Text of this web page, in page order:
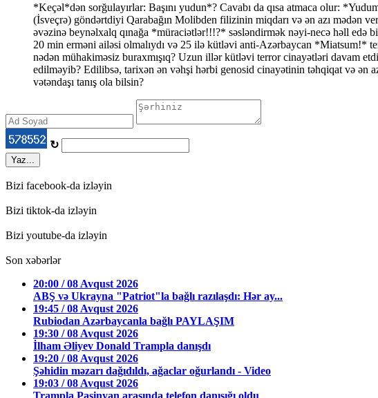
*Keçəl*dən sorğulayırlar: Başını yudun*? Cavabı da qısa atmaca olur:
(İsveçrə) göndərtdiyi Qarabağın Molibden filizinin miqdarı və ən azı mədən
əvəzinə beynəlxalq qınağa *müraciətlər!!!?* səsləndirmək nəyi-necə həll
20 min erməni ailəsi olmalıydı və 25 ilə kütləvi anti-Azərbaycan
nədən mühakiməsiz buraxmışıq? Uzun illər kütləvi terror cinayətləri davam
edilməyib? Edilibsə, tarixən ən vəhşi hərbi genosid cinayətinin təhqiqat və ən
vətəndaşı tanış ola bilsin?
↻
Yaz...
Bizi facebook-da izləyin
Bizi tiktok-da izləyin
Bizi youtube-da izləyin
Son xəbərlər
20:00 / 08 Avqust 2026
ABŞ və Ukrayna "Patriot"la bağlı razılaşdı: Hər ay...
19:45 / 08 Avqust 2026
Rubiodan Azərbaycanla bağlı PAYLAŞIM
19:30 / 08 Avqust 2026
İlham Əliyev Donald Trampla danışdı
19:20 / 08 Avqust 2026
Şəhidin məzarı dağıdıldı, ağaclar oğurlandı - Video
19:03 / 08 Avqust 2026
Trampla Paşinyan arasında telefon danışığı oldu